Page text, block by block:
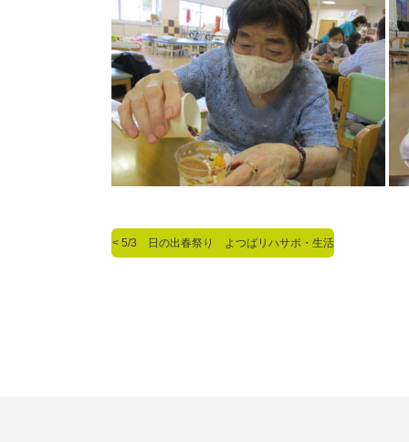
< <
5/3 日の出春祭り よつばリハサポ・生活